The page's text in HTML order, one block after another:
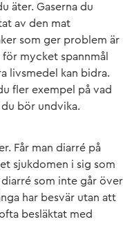
äter. Gaserna du
av den mat
som ger problem är
mycket spannmål
livsmedel kan bidra.
fler exempel på vad
bör undvika.
Får man diarré på
sjukdomen i sig som
som inte går över
har besvär utan att
besläktat med